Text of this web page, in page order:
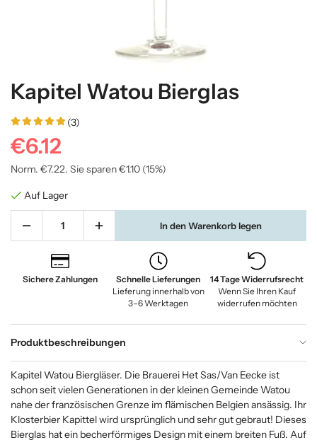
Kapitel Watou Bierglas
(3)
€6.12
Norm. €7.22. Sie sparen€1.10 (15%)
Auf Lager
In den Warenkorb legen
Sichere Zahlungen
Schnelle Lieferungen
Lieferung innerhalb von
3–6 Werktagen
14 Tage Widerrufsrecht
Wenn Sie Ihren Kauf
widerrufen möchten
Produktbeschreibungen
Kapitel Watou Biergläser. Die Brauerei Het Sas/Van Eecke ist
schon seit vielen Generationen in der kleinen Gemeinde Watou
nahe der französischen Grenze im flämischen Belgien ansässig. Ihr
Klosterbier Kapittel wird ursprünglich und sehr gut gebraut! Dieses
Bierglas hat ein becherförmiges Design mit einem breiten Fuß. Auf